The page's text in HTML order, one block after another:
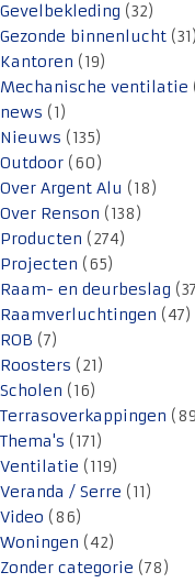
Gevelbekleding (32)
Gezonde binnenlucht (31)
Kantoren (19)
Mechanische ventilatie
news (1)
Nieuws (135)
Outdoor (60)
Over Argent Alu (18)
Over Renson (138)
Producten (274)
Projecten (65)
Raam- en deurbeslag
Raamverluchtingen (47)
ROB (7)
Roosters (21)
Scholen (16)
Terrasoverkappingen
Thema's (171)
Ventilatie (119)
Veranda / Serre (11)
Video (86)
Woningen (42)
Zonder categorie (78)